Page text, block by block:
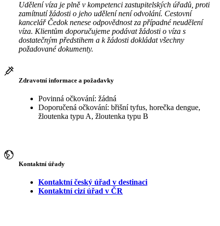
Udělení víza je plně v kompetenci zastupitelských úřadů, proti
zamítnutí žádosti o jeho udělení není odvolání. Cestovní
kancelář Čedok nenese odpovědnost za případné neudělení
víza. Klientům doporučujeme podávat žádosti o víza s
dostatečným předstihem a k žádosti dokládat všechny
požadované dokumenty.
Zdravotní informace a požadavky
Povinná očkování: žádná
Doporučená očkování: břišní tyfus, horečka dengue,
žloutenka typu A, žloutenka typu B
Kontaktní úřady
Kontaktní český úřad v destinaci
Kontaktní cizí úřad v ČR